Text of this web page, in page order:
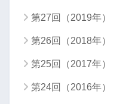
第27回（2019年）
第26回（2018年）
第25回（2017年）
第24回（2016年）